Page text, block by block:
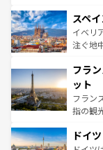
ろん、
景など
ピザや
ませて
なお、
しい。
スペ
イベリ
注ぐ地
文化が
れる闘
る。首
アート
せる。
フラ
ット
フラン
指の観
で、幅
ドイツ